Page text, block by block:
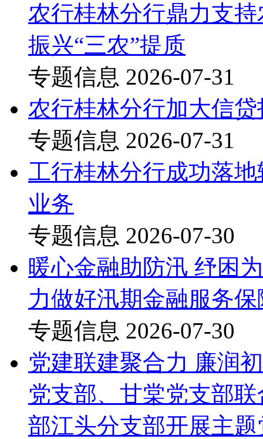
农行桂林分行鼎力支
振兴“三农”提质
专题信息 2026-07-31
农行桂林分行加大信
专题信息 2026-07-31
工行桂林分行成功落
业务
专题信息 2026-07-30
暖心金融助防汛 纾困
力做好汛期金融服务
专题信息 2026-07-30
党建联建聚合力 廉润
党支部、甘棠党支部
部江头分支部开展主